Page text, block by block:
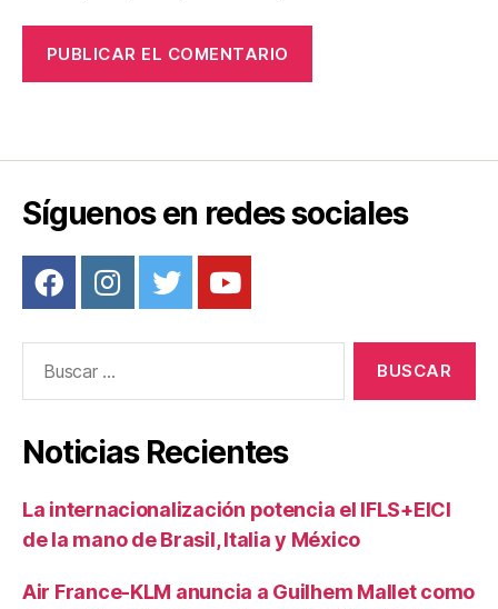
Síguenos en redes sociales
Noticias Recientes
La internacionalización potencia el IFLS+EICI
de la mano de Brasil, Italia y México
Air France-KLM anuncia a Guilhem Mallet como